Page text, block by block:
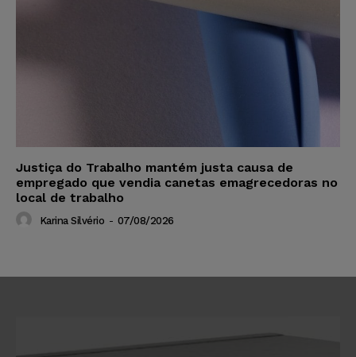
Justiça do Trabalho mantém justa causa de
empregado que vendia canetas emagrecedoras no
local de trabalho
Karina Silvério - 07/08/2026